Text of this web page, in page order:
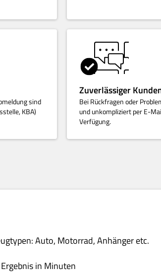
sind
KBA)
Zuverlässiger
Bei Rückfragen oder
und unkompliziert per E-
Verfügung.
Auto, Motorrad, Anhänger etc.
in Minuten